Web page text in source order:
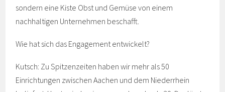
sondern eine Kiste Obst und Gemüse von einem
nachhaltigen Unternehmen beschafft.
Wie hat sich das Engagement entwickelt?
Kutsch: Zu Spitzenzeiten haben wir mehr als 50
Einrichtungen zwischen Aachen und dem Niederrhein